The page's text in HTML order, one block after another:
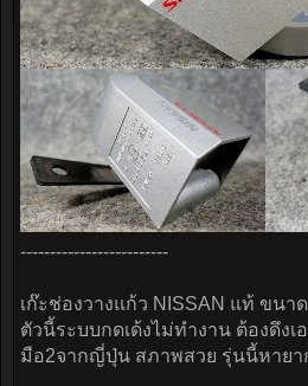
-------------------------
เก๊ะช่องวางแก้ว NISSAN แท้ ขนา
ตัวนี้ระบบกดเด้งไม่ทำงาน ต้องดึง
มือ2จากญี่ปุ่น สภาพสวย รุ่นนี้หายา